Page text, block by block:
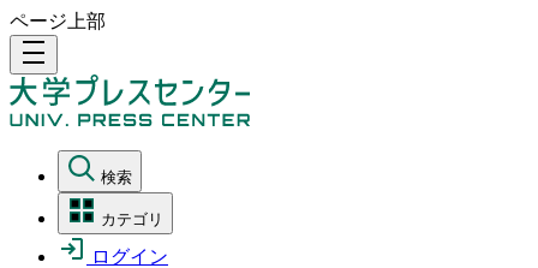
ページ上部
density_medium
検索
カテゴリ
ログイン